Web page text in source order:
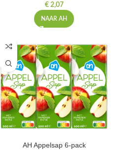
€2,07
NAAR AH
AH Appelsap 6-pack